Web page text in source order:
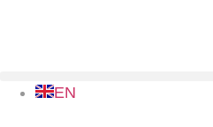
EN